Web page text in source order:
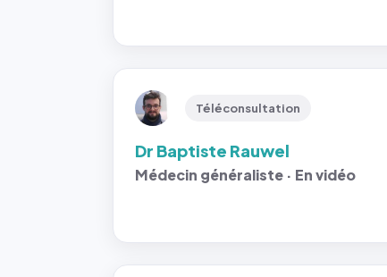
Téléconsultation
Dr Baptiste Rauwel
Médecin généraliste · En vidéo